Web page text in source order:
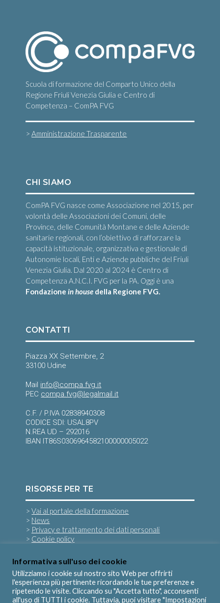
Scuola di formazione del Comparto Unico della
Regione Friuli Venezia Giulia e Centro di
Competenza – ComPA FVG
>Amministrazione Trasparente
CHI SIAMO
ComPA FVG nasce come Associazione nel 2015, per
volontà delle Associazioni dei Comuni, delle
Province, delle Comunità Montane e delle Aziende
sanitarie regionali, con l’obiettivo di rafforzare la
capacità istituzionale, organizzativa e gestionale di
Autonomie locali, Enti e Aziende pubbliche del Friuli
Venezia Giulia. Dal 2020 al 2024 è Centro di
Competenza A.N.C.I. FVG per la PA. Oggi è una
Fondazionein house della Regione FVG.
CONTATTI
Piazza XX Settembre, 2
33100 Udine
Mail info@compa.fvg.it
PEC compa.fvg@legalmail.it
C.F. / P.IVA 02838940308
CODICE SDI: USAL8PV
N.REA UD – 292016
IBAN IT86S0306964582100000005022
RISORSE PER TE
>Vai al portale della formazione
> News
> Privacy e trattamento dei dati personali
> Cookie policy
SEGUICI SU
Informativa sull'uso dei cookie
Utilizziamo i cookie sul nostro sito Web per offrirti
l'esperienza più pertinente ricordando le tue preferenze e
ripetendo le visite. Cliccando su "Accetta tutto", acconsenti
all'uso di TUTTI i cookie. Tuttavia, puoi visitare "Impostazioni